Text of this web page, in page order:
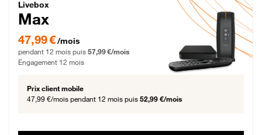
Livebox Max Fibre
Livebox
Max
47,99 € par mois pendant 12 mois puis 57,99 € par mois, Engagement 12 mois
47,99 €/mois
pendant 12 mois puis 57,99 €/mois
Engagement 12 mois
Prix client mobile
47,99 €/mois pendant 12 mois puis 52,99 €/mois